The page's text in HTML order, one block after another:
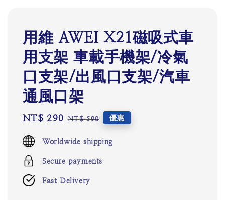
用維 AWEI X21磁吸式車
用支架 車載手機架/冷氣
口支架/出風口支架/汽車
通風口架
Sale
NT$ 290 Regular
NT$ 590 優惠
Worldwide shipping
Secure payments
Fast Delivery